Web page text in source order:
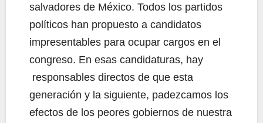
salvadores de México. Todos los partidos
políticos han propuesto a candidatos
impresentables para ocupar cargos en el
congreso. En esas candidaturas, hay
responsables directos de que esta
generación y la siguiente, padezcamos los
efectos de los peores gobiernos de nuestra